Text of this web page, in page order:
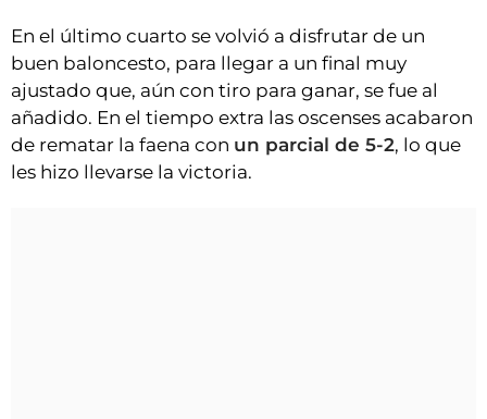
En el último cuarto se volvió a disfrutar de un
buen baloncesto, para llegar a un final muy
ajustado que, aún con tiro para ganar, se fue al
añadido. En el tiempo extra las oscenses acabaron
de rematar la faena con un parcial de 5-2, lo que
les hizo llevarse la victoria.